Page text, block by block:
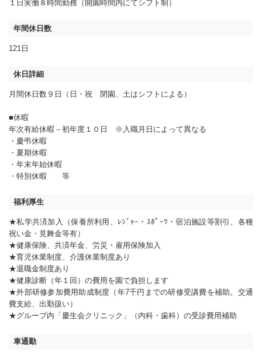
１日実働８時間勤務（開園時間内にてシフト制）
年間休日数
121日
休日詳細
月間休日数９日（日・祝 閉園、土はシフトによる）
■休暇
年次有給休暇－初年度１０日 ※入職月日によって異なる
・慶弔休暇
・夏期休暇
・年末年始休暇
・特別休暇 等
福利厚生
★私学共済加入（保養所利用、ﾚｼﾞｬｰ・ｽﾎﾟｰﾂ・宿泊施設等割引、各種
祝い金・見舞金等有）
★健康保険、共済年金、労災・雇用保険加入
★育児休業制度、介護休業制度あり
★退職金制度あり
★健康診断（年１回）の費用を園で負担します
★外部研修参加費用助成制度（年7千円までの研修受講費を補助。交通
費支給、出勤扱い）
★グループ内「慶生会クリニック」（内科・歯科）の受診費用補助
車通勤